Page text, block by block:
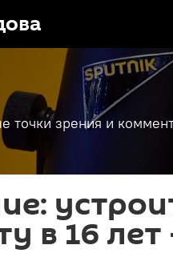
точки зрения и
в 16